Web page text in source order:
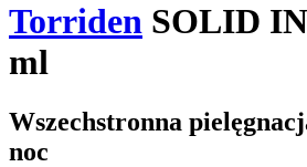
Torriden SOLID
ml
Wszechstronna
noc